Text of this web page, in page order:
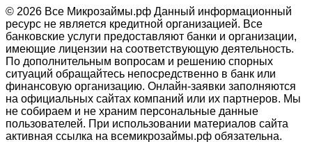
© 2026 Все Микрозаймы.рф Данный информационный
ресурс не является кредитной организацией. Все
банковские услуги предоставляют банки и организации,
имеющие лицензии на соответствующую деятельность.
По дополнительным вопросам и решению спорных
ситуаций обращайтесь непосредственно в банк или
финансовую организацию. Онлайн-заявки заполняются
на официальных сайтах компаний или их партнеров. Мы
не собираем и не храним персональные данные
пользователей. При использовании материалов сайта
активная ссылка на всемикрозаймы.рф обязательна.